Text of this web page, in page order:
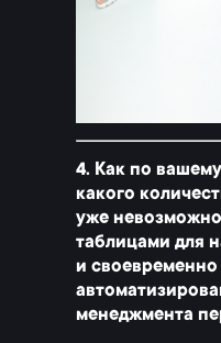
4. Как по
какого
уже
таблицами для
и
менеджмента